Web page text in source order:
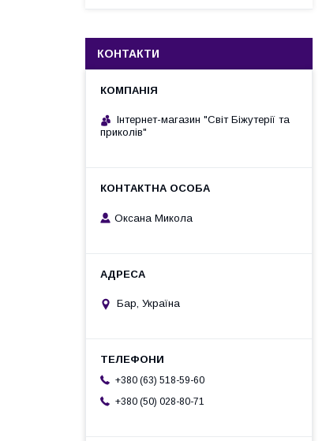
КОНТАКТИ
Інтернет-магазин "Світ Біжутерії та
приколів"
Оксана Микола
Бар, Україна
+380 (63) 518-59-60
+380 (50) 028-80-71